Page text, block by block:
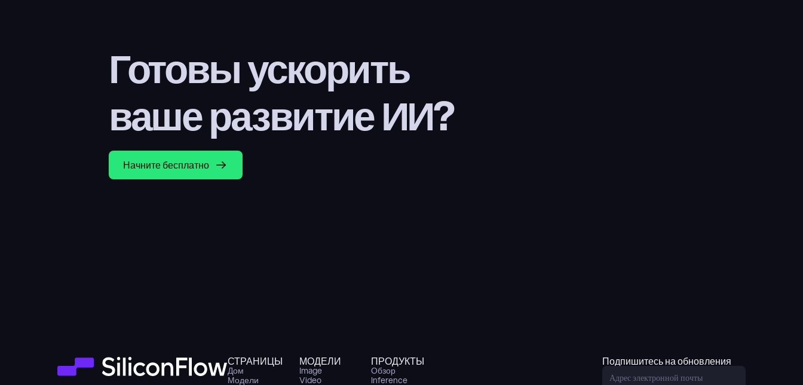
Готовы ускорить
ваше развитие ИИ?
Начните бесплатно
СТРАНИЦЫ
Дом
Модели
МОДЕЛИ
Image
Video
ПРОДУКТЫ
Обзор
Inference
Подпишитесь на обновления